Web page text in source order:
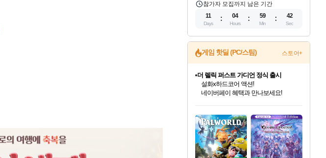
참가자 모집까지 남은 기간
11
Days
04
Hours
59
Min
41
Sec
게임 핫딜 (PC/스팀) 스토어+
최대 90% 할인가를 만나보세요!
네이버혜택과 함께 만나보세요!
50%할인&추가 적립까지!
네이버 포인트 혜택까지!
이니&베니 혜택까지!
네이버 혜택가와 함께 예약하세요!
할인&네이버혜택으로 만나보세요!
더 렐릭 퍼스트 가디언 정식 출시
설화x하드코어 액션!
네이버페이 혜택과 만나보세요!
40주년 프로모션으로 만나보세요!
할인가에 만나보세요!
일부 에디션 상시 할인!
혜택으로 예약 판매 중
편안하게 충전하세요